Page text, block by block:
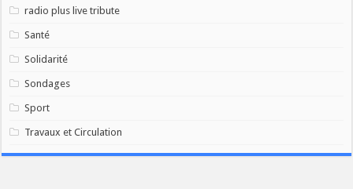
radio plus live tribute
Santé
Solidarité
Sondages
Sport
Travaux et Circulation